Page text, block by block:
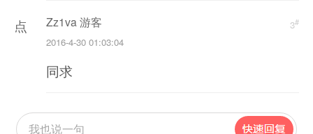
载
点
加
3#
Zz1va 游客
2016-4-30 01:03:04
同求